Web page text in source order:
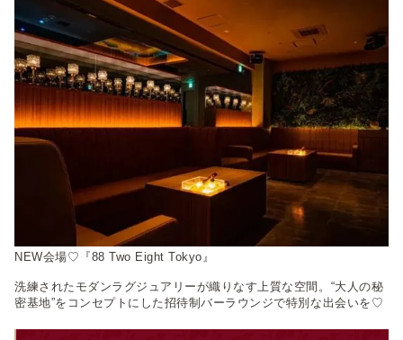
NEW会場♡『88 Two Eight Tokyo』
洗練されたモダンラグジュアリーが織りなす上質な空間。“大人の秘
密基地”をコンセプトにした招待制バーラウンジで特別な出会いを♡